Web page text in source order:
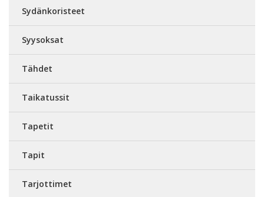
Sydänkoristeet
Syysoksat
Tähdet
Taikatussit
Tapetit
Tapit
Tarjottimet